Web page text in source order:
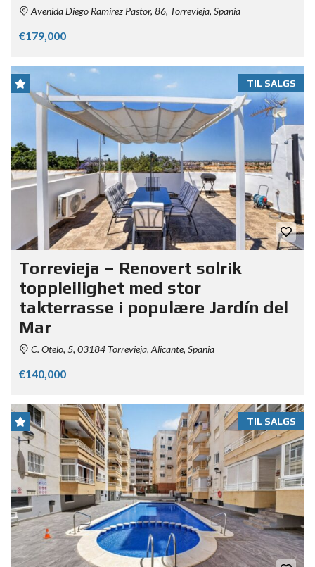
Avenida Diego Ramírez Pastor, 86, Torrevieja, Spania
€179,000
TIL SALGS
Torrevieja – Renovert solrik
toppleilighet med stor
takterrasse i populære Jardín del
Mar
C. Otelo, 5, 03184 Torrevieja, Alicante, Spania
€140,000
TIL SALGS